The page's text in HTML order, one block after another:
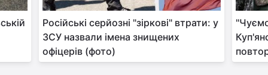
Російські серйозні "зіркові" втрати: у
ЗСУ назвали імена знищених
офіцерів (фото)